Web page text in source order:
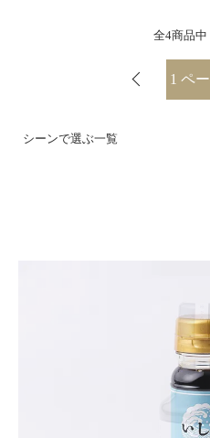
全4商品中
1 ペ
シーンで選ぶ一覧